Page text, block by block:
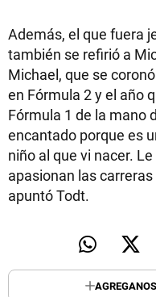
Además, el que fuera
también se refirió a
Michael, que se
en Fórmula 2 y el año
Fórmula 1 de la mano
encantado porque es
niño al que vi nacer.
apasionan las
apuntó Todt.